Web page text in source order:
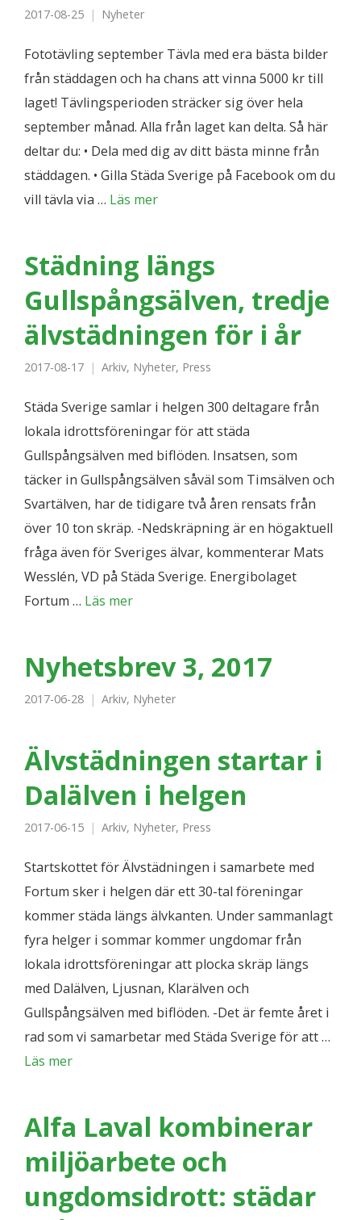
2017-08-25 Nyheter
Fototävling september Tävla med era bästa bilder
från städdagen och ha chans att vinna 5000 kr till
laget! Tävlingsperioden sträcker sig över hela
september månad. Alla från laget kan delta. Så här
deltar du: • Dela med dig av ditt bästa minne från
städdagen. • Gilla Städa Sverige på Facebook om du
vill tävla via … Läs mer
Städning längs
Gullspångsälven, tredje
älvstädningen för i år
2017-08-17 Arkiv, Nyheter, Press
Städa Sverige samlar i helgen 300 deltagare från
lokala idrottsföreningar för att städa
Gullspångsälven med biflöden. Insatsen, som
täcker in Gullspångsälven såväl som Timsälven och
Svartälven, har de tidigare två åren rensats från
över 10 ton skräp. -Nedskräpning är en högaktuell
fråga även för Sveriges älvar, kommenterar Mats
Wesslén, VD på Städa Sverige. Energibolaget
Fortum … Läs mer
Nyhetsbrev 3, 2017
2017-06-28 Arkiv, Nyheter
Älvstädningen startar i
Dalälven i helgen
2017-06-15 Arkiv, Nyheter, Press
Startskottet för Älvstädningen i samarbete med
Fortum sker i helgen där ett 30-tal föreningar
kommer städa längs älvkanten. Under sammanlagt
fyra helger i sommar kommer ungdomar från
lokala idrottsföreningar att plocka skräp längs
med Dalälven, Ljusnan, Klarälven och
Gullspångsälven med biflöden. -Det är femte året i
rad som vi samarbetar med Städa Sverige för att …
Läs mer
Alfa Laval kombinerar
miljöarbete och
ungdomsidrott: städar